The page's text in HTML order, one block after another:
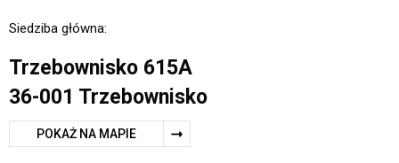
Siedziba główna:
Trzebownisko 615A
36-001 Trzebownisko
POKAŻ NA MAPIE